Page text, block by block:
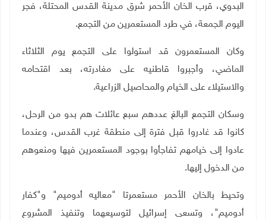
البدوي، قرب الخان الأحمر شرق مدينة القدس المحتلة، فجر
اليوم الجمعة، في طرد المستعمرين من التجمع.
وكان المستعمرون قد استولوا على التجمع يوم الثلاثاء
الماضي، وأجبروا قاطنيه على مغادرته، بعد اقتحامه
والاستيلاء على الخيام والمحاصيل الزراعية.
وسكان التجمع البالغ عددهم سبع عائلات هم بدو من الرحل،
كانوا قد غادروا قبل فترة إلى منطقة غرب القدس، وعندما
عادوا إلى خيامهم تفاجأوا بوجود المستعمرين فيها ومنعوهم
من الدخول إليها.
وتحيط بالخان الأحمر مستعمرتا "معاليه أدوميم" و"كفار
أدوميم"، وتسعى إسرائيل لتوسيعهما وتنفيذ المشروع